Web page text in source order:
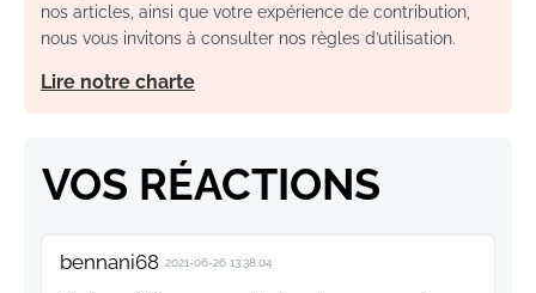
nos articles, ainsi que votre expérience de contribution,
nous vous invitons à consulter nos règles d’utilisation.
Lire notre charte
VOS RÉACTIONS
bennani68 2021-06-26 13:38:04